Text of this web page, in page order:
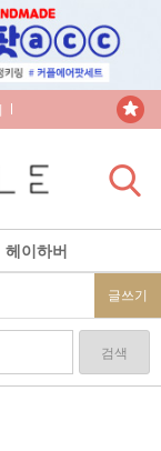
헤이하버
글쓰기
검색